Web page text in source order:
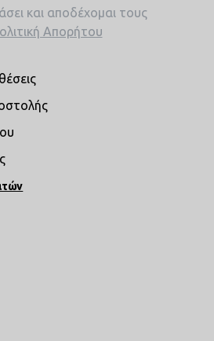
και αποδέχομαι τους
Απορήτου